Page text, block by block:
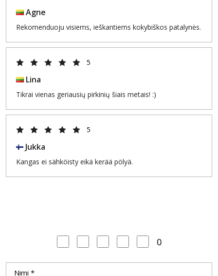
Agne
Rekomenduoju visiems, ieškantiems kokybiškos patalynės.
5
Lina
Tikrai vienas geriausių pirkinių šiais metais! :)
5
Jukka
Kangas ei sähköisty eikä kerää pölyä.
0